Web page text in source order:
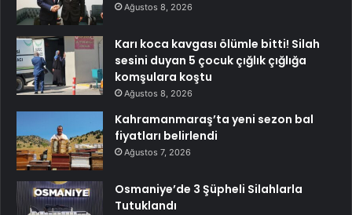
Ağustos 8, 2026
Karı koca kavgası ölümle bitti! Silah
sesini duyan 5 çocuk çığlık çığlığa
komşulara koştu
Ağustos 8, 2026
Kahramanmaraş’ta yeni sezon bal
fiyatları belirlendi
Ağustos 7, 2026
Osmaniye’de 3 Şüpheli Silahlarla
Tutuklandı